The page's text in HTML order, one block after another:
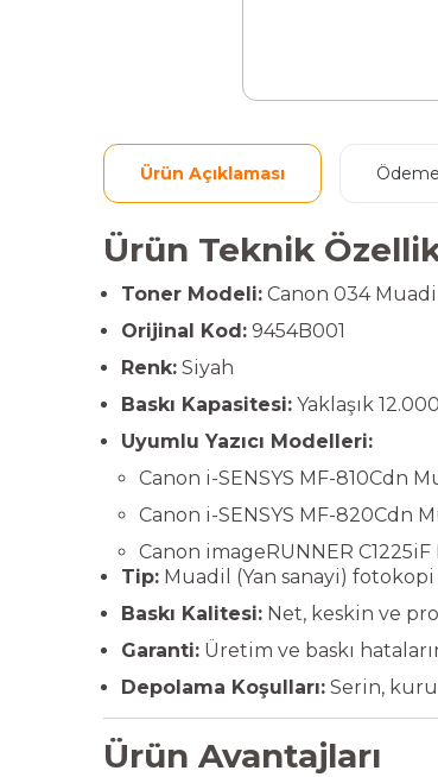
Ürün Açıklaması
Ürün Teknik
Toner Modeli: Canon 034
Orijinal Kod: 9454B001
Renk: Siyah
Baskı Kapasitesi: Yaklaşık
Uyumlu Yazıcı Modelleri:
Canon i-SENSYS MF-810Cdn
Canon i-SENSYS MF-820Cdn
Canon imageRUNNER
Tip: Muadil (Yan sanayi)
Baskı Kalitesi: Net, keskin ve
Garanti: Üretim ve baskı
Depolama Koşulları: Serin,
Ürün Avantajları